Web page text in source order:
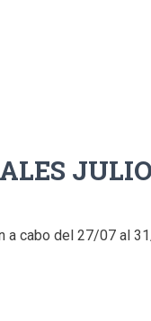
cabo del 27/07 al